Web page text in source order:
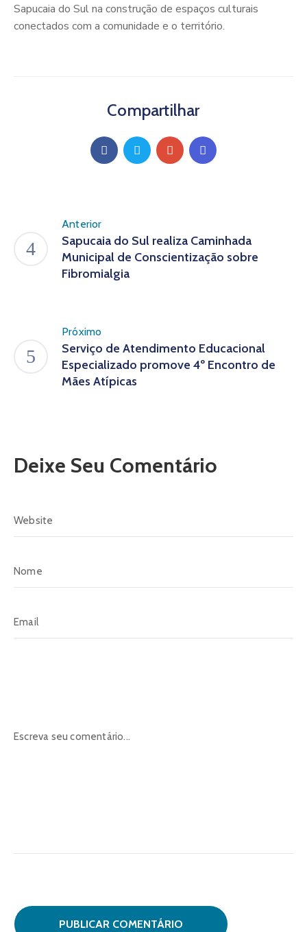
Sapucaia do Sul na construção de espaços culturais
conectados com a comunidade e o território.
Compartilhar
Anterior
Sapucaia do Sul realiza Caminhada
Municipal de Conscientização sobre
Fibromialgia
Próximo
Serviço de Atendimento Educacional
Especializado promove 4º Encontro de
Mães Atípicas
Deixe Seu Comentário